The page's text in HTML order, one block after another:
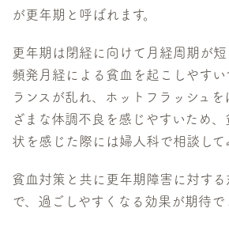
が更年期と呼ばれます。
更年期は閉経に向けて月経周期が短
頻発月経による貧血を起こしやすい
ランスが乱れ、ホットフラッシュを
ざまな体調不良を感じやすいため
状を感じた際には婦人科で相談して
貧血対策と共に更年期障害に対する
で、過ごしやすくなる効果が期待で